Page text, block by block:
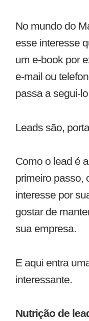
No mundo do
esse interesse
um e-book por
e-mail ou
passa a segui-
Leads são,
Como o lead é
primeiro passo,
interesse por
gostar de
sua empresa.
E aqui entra
interessante.
Nutrição de